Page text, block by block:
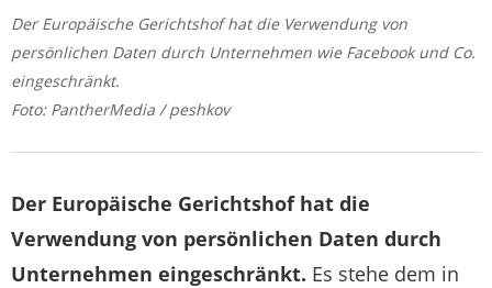
Der Europäische Gerichtshof hat die Verwendung von
persönlichen Daten durch Unternehmen wie Facebook und Co.
eingeschränkt.
Foto: PantherMedia / peshkov
Der Europäische Gerichtshof hat die
Verwendung von persönlichen Daten durch
Unternehmen eingeschränkt. Es stehe dem in